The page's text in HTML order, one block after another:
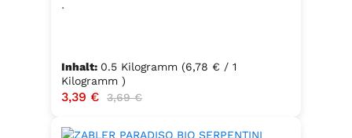
.
Inhalt: 0.5 Kilogramm (6,78 € / 1
Kilogramm )
Verkaufspreis:
3,39 € Regulärer Preis:
3,69 €